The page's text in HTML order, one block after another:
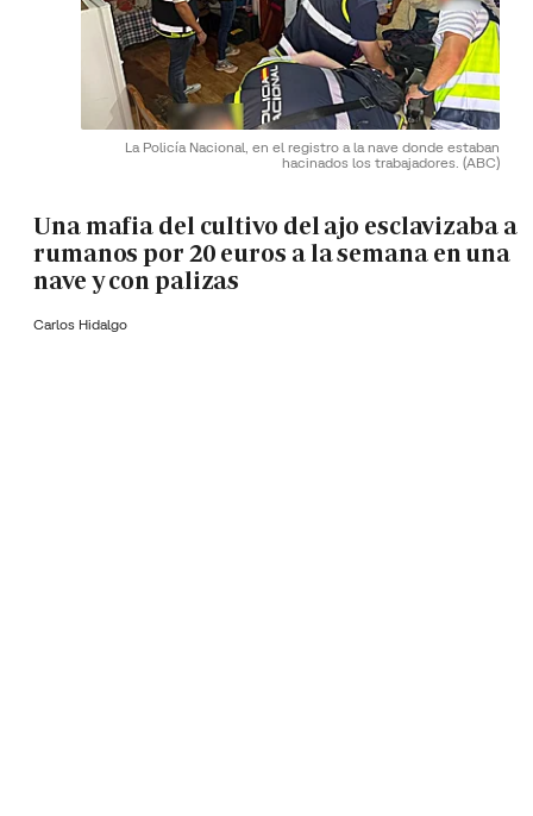
La Policía Nacional, en el registro a la nave donde estaban
hacinados los trabajadores. (ABC)
Una mafia del cultivo del ajo esclavizaba a
rumanos por 20 euros a la semana en una
nave y con palizas
Carlos Hidalgo